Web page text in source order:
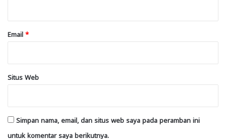
Email *
Situs Web
Simpan nama, email, dan situs web saya pada peramban ini
untuk komentar saya berikutnya.